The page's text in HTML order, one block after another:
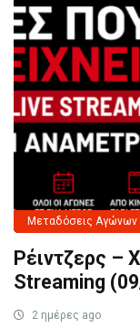
Μεταδόσεις Αγώνων
Ρέιντζερς –
Streaming
2 ημέρες ago